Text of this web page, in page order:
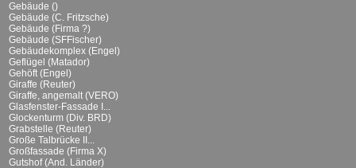
Gebäude ()
Gebäude (C. Fritzsche)
Gebäude (Firma ?)
Gebäude (SFFischer)
Gebäudekomplex (Engel)
Geflügel (Matador)
Gehöft (Engel)
Giraffe (Reuter)
Giraffe, angemalt (VERO)
Glasfenster-Fassade I...
Glockenturm (Div. BRD)
Grabstelle (Reuter)
Große Talbrücke II...
Großfassade (Firma X)
Gutshof (And. Länder)